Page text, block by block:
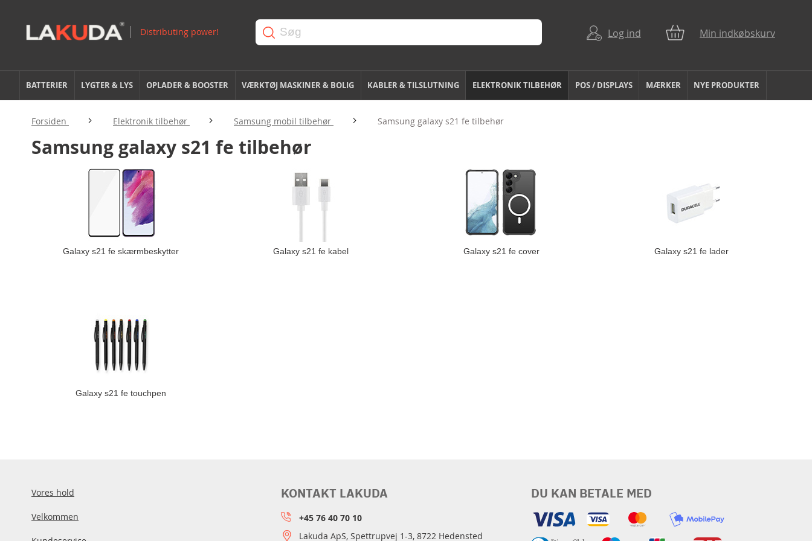
Log ind Min indkøbskurv
BATTERIER LYGTER & LYS OPLADER & BOOSTER VÆRKTØJ MASKINER & BOLIG KABLER & TILSLUTNING ELEKTRONIK TILBEHØR POS / DISPLAYS MÆRKER NYE PRODUKTER
Forsiden Elektronik tilbehør Samsung mobil tilbehør Samsung galaxy s21 fe tilbehør
Samsung galaxy s21 fe tilbehør
Galaxy s21 fe skærmbeskytter Galaxy s21 fe kabel Galaxy s21 fe cover Galaxy s21 fe lader
Galaxy s21 fe touchpen
Vores hold
Velkommen
DU KAN BETALE MED
KONTAKT LAKUDA
+45 76 40 70 10
Lakuda ApS, Spettrupvej 1-3, 8722 Hedensted